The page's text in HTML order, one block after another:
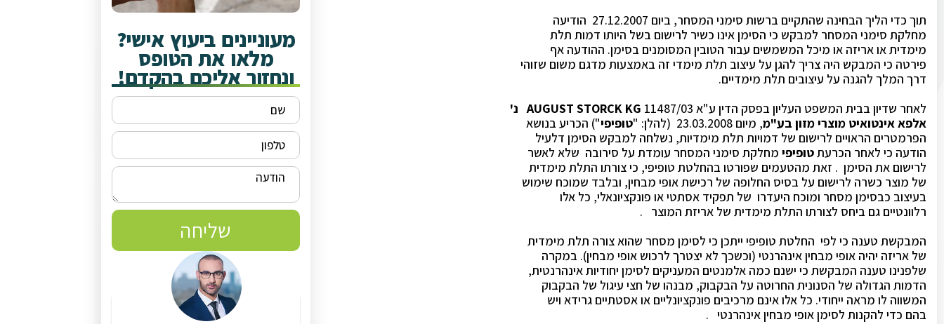
תוך כדי הליך הבחינה שהתקיים ברשות סימני המסחר, ביום 27.12.2007 הודיעה
מחלקת סימני המסחר למבקש כי הסימן אינו כשיר לרישום בשל היותו דמות תלת
מימדית או אריזה או מיכל המשמשים עבור הטובין המסומנים בסימן. ההודעה אף
פירטה כי המבקש היה צריך להגן על עיצוב תלת מימדי זה באמצעות מדגם משום שזוהי
דרך המלך להגנה על עיצובים תלת מימדיים.
לאחר שדיון בבית המשפט העליון בפסק הדין ע"א
AUGUST STORCK KG 11487/03
נ'
אלפא אינטואיט מוצרי מזון בע"מ, מיום 23.03.2008 (להלן: " טופיפי") הכריע בנושא
הפרמטרים הראויים לרישום של דמויות תלת מימדיות, נשלחה למבקש הסימן דלעיל
הודעה כי לאחר הכרעתטופיפי מחלקת סימני המסחר עומדת על סירובה שלא לאשר
לרישום את הסימן . זאת מהטעמים שפורטו בהחלטת טופיפי, כי צורתו התלת מימדית
של מוצר כשרה לרישום על בסיס החלופה של רכישת אופי מבחין, ובלבד שמוכח שימוש
בעיצוב כבסימן מסחר ומוכח היעדרו של תפקיד אסתטי או פונקציונאלי, כל אלו
רלוונטיים גם ביחס לצורתו התלת מימדית של אריזת המוצר .
המבקשת טענה כי לפי החלטת טופיפי ייתכן כי לסימן מסחר שהוא צורה תלת מימדית
של אריזה יהיה אופי מבחין אינהרנטי (וכשכך לא יצטרך לרכוש אופי מבחין). במקרה
שלפנינו טענה המבקשת כי ישנם כמה אלמנטים המעניקים לסימן יחודיות אינהרנטית,
הדמות הגדולה של הסנונית החרוטה על הבקבוק, מבנהו של חצי עיגול של הבקבוק
המשווה לו מראה ייחודי. כל אלו אינם מרכיבים פונקציונליים או אסטתיים גרידא ויש
בהם כדי להקנות לסימן אופי מבחין אינהרנטי .
מעוניינים ביעוץ אישי?
מלאו את הטופס
ונחזור אליכם בהקדם!
שליחה